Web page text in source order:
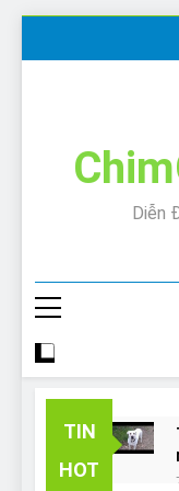
Diễn
TIN
HOT